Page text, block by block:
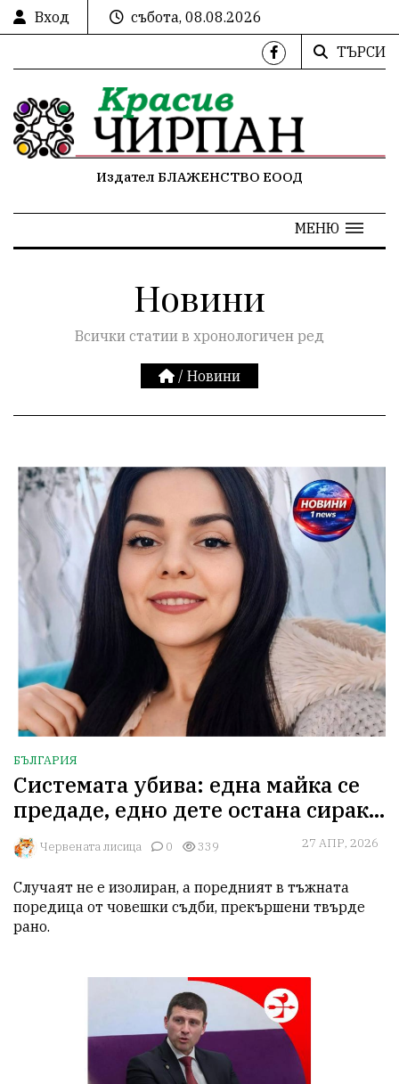
Вход
събота, 08.08.2026
ТЪРСИ
Издател БЛАЖЕНСТВО ЕООД
МЕНЮ
Новини
Всички статии в хронологичен ред
/ Новини
БЪЛГАРИЯ
Системата убива: една майка се
предаде, едно дете остана сирак...
Червената лисица 0 339 27 АПР, 2026
Случаят не е изолиран, а поредният в тъжната
поредица от човешки съдби, прекършени твърде
рано.